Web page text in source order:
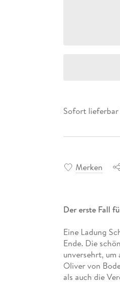
Sofort
Merken
Der erste Fall
Eine Ladung
Ende. Die
unversehrt, um
Oliver von
als auch die